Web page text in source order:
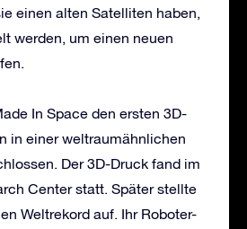
einen alten Satelliten haben,
werden, um einen neuen
In Space den ersten 3D-
in einer weltraumähnlichen
Der 3D-Druck fand im
Center statt. Später stellte
Weltrekord auf. Ihr Roboter-